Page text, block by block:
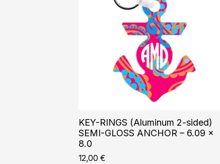
KEY-RINGS (Aluminum 2-sided)
SEMI-GLOSS ANCHOR – 6.09 x
8.0
12,00 €